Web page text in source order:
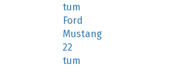
tum
Ford
Mustang
22
tum